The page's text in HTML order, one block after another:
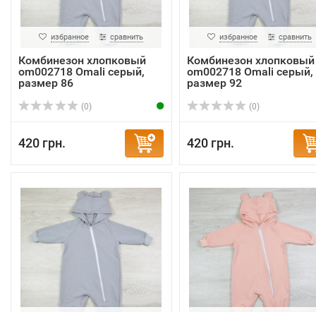
избранное сравнить
Комбинезон хлопковый
om002718 Omali серый,
размер 86
(0)
420 грн.
избранное сравнить
Комбинезон хлопковый
om002718 Omali серый,
размер 92
(0)
420 грн.